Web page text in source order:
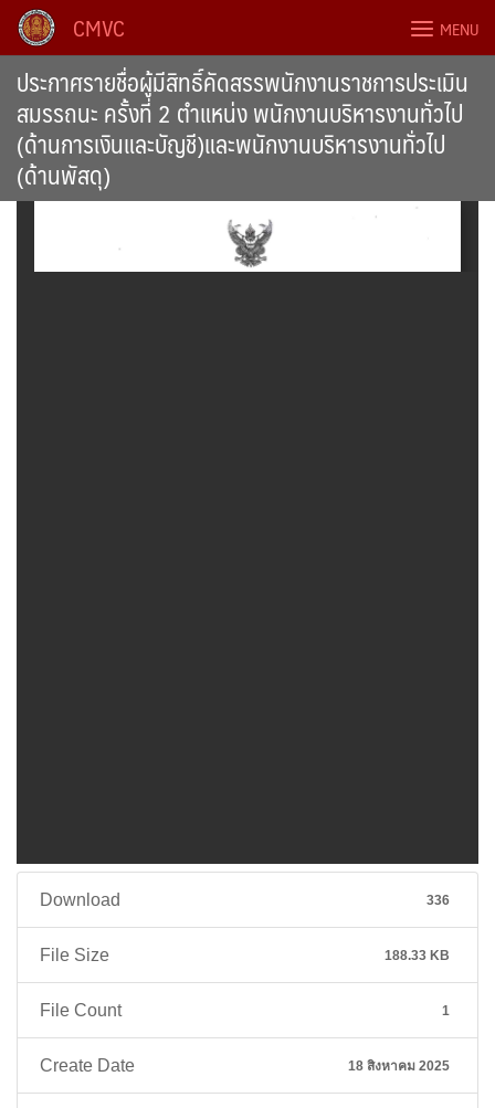
Skip
content
CMVC MENU
ประกาศรายชื่อผู้มีสิทธิ์คัดสรรพนักงานราชการประเมิน
สมรรถนะ ครั้งที่ 2 ตำแหน่ง พนักงานบริหารงานทั่วไป
(ด้านการเงินและบัญชี)และพนักงานบริหารงานทั่วไป
(ด้านพัสดุ)
Download 336
File Size 188.33 KB
File Count 1
Create Date 18 สิงหาคม 2025